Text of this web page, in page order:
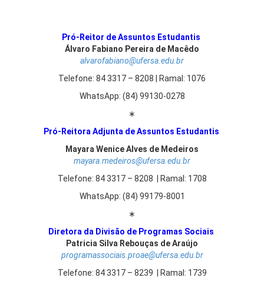
Pró-Reitor de Assuntos Estudantis
Álvaro Fabiano Pereira de Macêdo
alvarofabiano@ufersa.edu.br
Telefone: 84 3317 – 8208 | Ramal: 1076
WhatsApp: (84) 99130-0278
∗
Pró-Reitora Adjunta de Assuntos Estudantis
Mayara Wenice Alves de Medeiros
mayara.medeiros@ufersa.edu.br
Telefone: 84 3317 – 8208 | Ramal: 1708
WhatsApp: (84) 99179-8001
∗
Diretora da Divisão de Programas Sociais
Patricia Silva Rebouças de Araújo
programassociais.proae@ufersa.edu.br
Telefone: 84 3317 – 8239 | Ramal: 1739